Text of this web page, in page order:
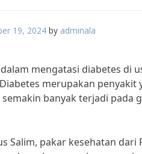
19, 2024 by adminala
mengatasi diabetes di
merupakan
banyak terjadi pada
Salim, pakar kesehatan dari